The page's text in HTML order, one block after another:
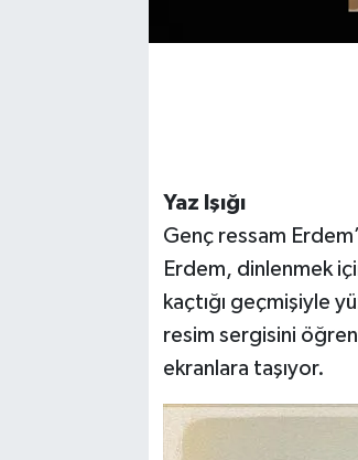
Yaz Işığı
Genç ressam
Erdem, dinlenmek
kaçtığı geçmişiyle
resim sergisini
ekranlara taşıyor.